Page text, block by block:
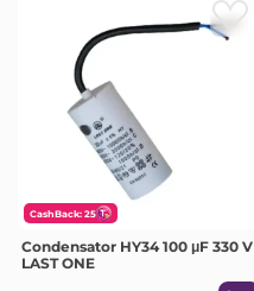
CashBack: 25
Condensator HY34 100 μF 330 V
LAST ONE